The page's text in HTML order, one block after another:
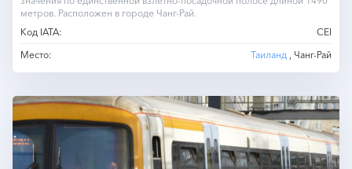
метров. Расположен в городе Чанг-Рай.
Код IATA:
CEI
Место:
Таиланд , Чанг-Рай